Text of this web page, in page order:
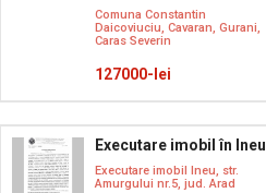
Comuna Constantin
Daicoviuciu, Cavaran, Gurani,
Caras Severin
127000-lei
Executare imobil în Ineu
Executare imobil Ineu, str.
Amurgului nr.5, jud. Arad